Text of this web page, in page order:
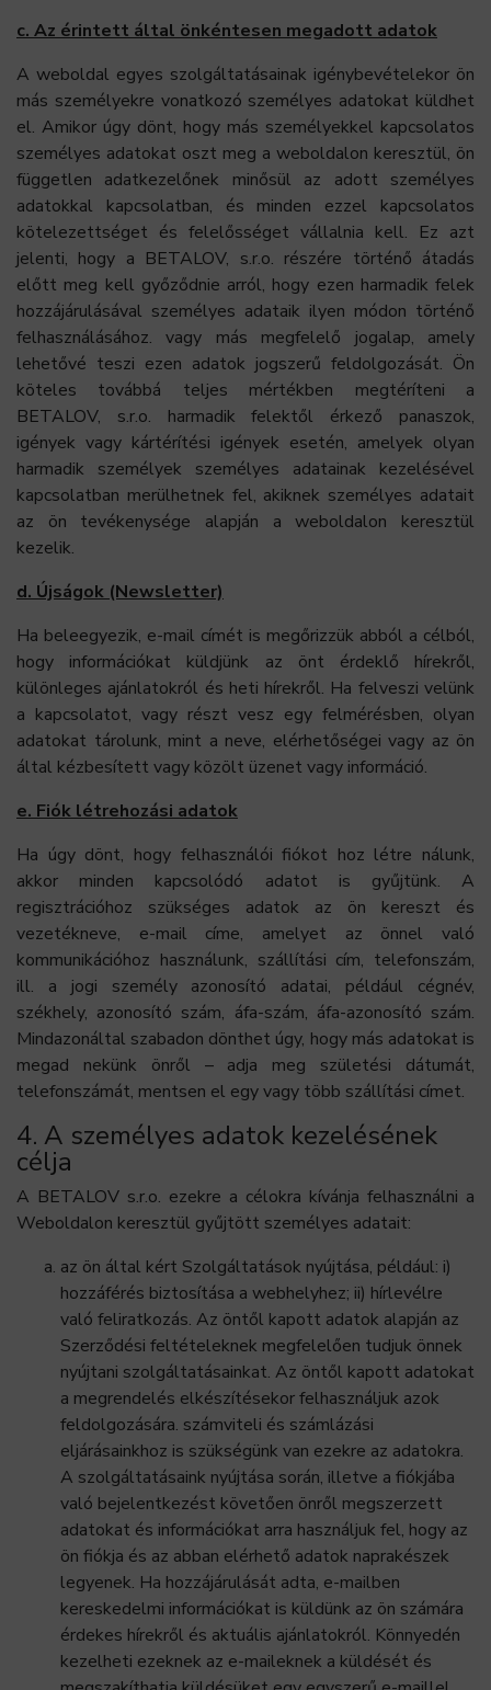
c. Az érintett által önkéntesen megadott adatok
A weboldal egyes szolgáltatásainak igénybevételekor ön
más személyekre vonatkozó személyes adatokat küldhet
el. Amikor úgy dönt, hogy más személyekkel kapcsolatos
személyes adatokat oszt meg a weboldalon keresztül, ön
független adatkezelőnek minősül az adott személyes
adatokkal kapcsolatban, és minden ezzel kapcsolatos
kötelezettséget és felelősséget vállalnia kell. Ez azt
jelenti, hogy a BETALOV, s.r.o. részére történő átadás
előtt meg kell győződnie arról, hogy ezen harmadik felek
hozzájárulásával személyes adataik ilyen módon történő
felhasználásához. vagy más megfelelő jogalap, amely
lehetővé teszi ezen adatok jogszerű feldolgozását. Ön
köteles továbbá teljes mértékben megtéríteni a
BETALOV, s.r.o. harmadik felektől érkező panaszok,
igények vagy kártérítési igények esetén, amelyek olyan
harmadik személyek személyes adatainak kezelésével
kapcsolatban merülhetnek fel, akiknek személyes adatait
az ön tevékenysége alapján a weboldalon keresztül
kezelik.
d. Újságok (Newsletter)
Ha beleegyezik, e-mail címét is megőrizzük abból a célból,
hogy információkat küldjünk az önt érdeklő hírekről,
különleges ajánlatokról és heti hírekről. Ha felveszi velünk
a kapcsolatot, vagy részt vesz egy felmérésben, olyan
adatokat tárolunk, mint a neve, elérhetőségei vagy az ön
által kézbesített vagy közölt üzenet vagy információ.
e. Fiók létrehozási adatok
Ha úgy dönt, hogy felhasználói fiókot hoz létre nálunk,
akkor minden kapcsolódó adatot is gyűjtünk. A
regisztrációhoz szükséges adatok az ön kereszt és
vezetékneve, e-mail címe, amelyet az önnel való
kommunikációhoz használunk, szállítási cím, telefonszám,
ill. a jogi személy azonosító adatai, például cégnév,
székhely, azonosító szám, áfa-szám, áfa-azonosító szám.
Mindazonáltal szabadon dönthet úgy, hogy más adatokat is
megad nekünk önről – adja meg születési dátumát,
telefonszámát, mentsen el egy vagy több szállítási címet.
4. A személyes adatok kezelésének
célja
A BETALOV s.r.o. ezekre a célokra kívánja felhasználni a
Weboldalon keresztül gyűjtött személyes adatait:
az ön által kért Szolgáltatások nyújtása, például: i)
hozzáférés biztosítása a webhelyhez; ii) hírlevélre
való feliratkozás. Az öntől kapott adatok alapján az
Szerződési feltételeknek megfelelően tudjuk önnek
nyújtani szolgáltatásainkat. Az öntől kapott adatokat
a megrendelés elkészítésekor felhasználjuk azok
feldolgozására. számviteli és számlázási
eljárásainkhoz is szükségünk van ezekre az adatokra.
A szolgáltatásaink nyújtása során, illetve a fiókjába
való bejelentkezést követően önről megszerzett
adatokat és információkat arra használjuk fel, hogy az
ön fiókja és az abban elérhető adatok naprakészek
legyenek. Ha hozzájárulását adta, e-mailben
kereskedelmi információkat is küldünk az ön számára
érdekes hírekről és aktuális ajánlatokról. Könnyedén
kezelheti ezeknek az e-maileknek a küldését és